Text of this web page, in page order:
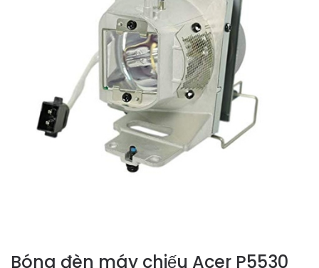
Bóng đèn máy chiếu Acer P5530